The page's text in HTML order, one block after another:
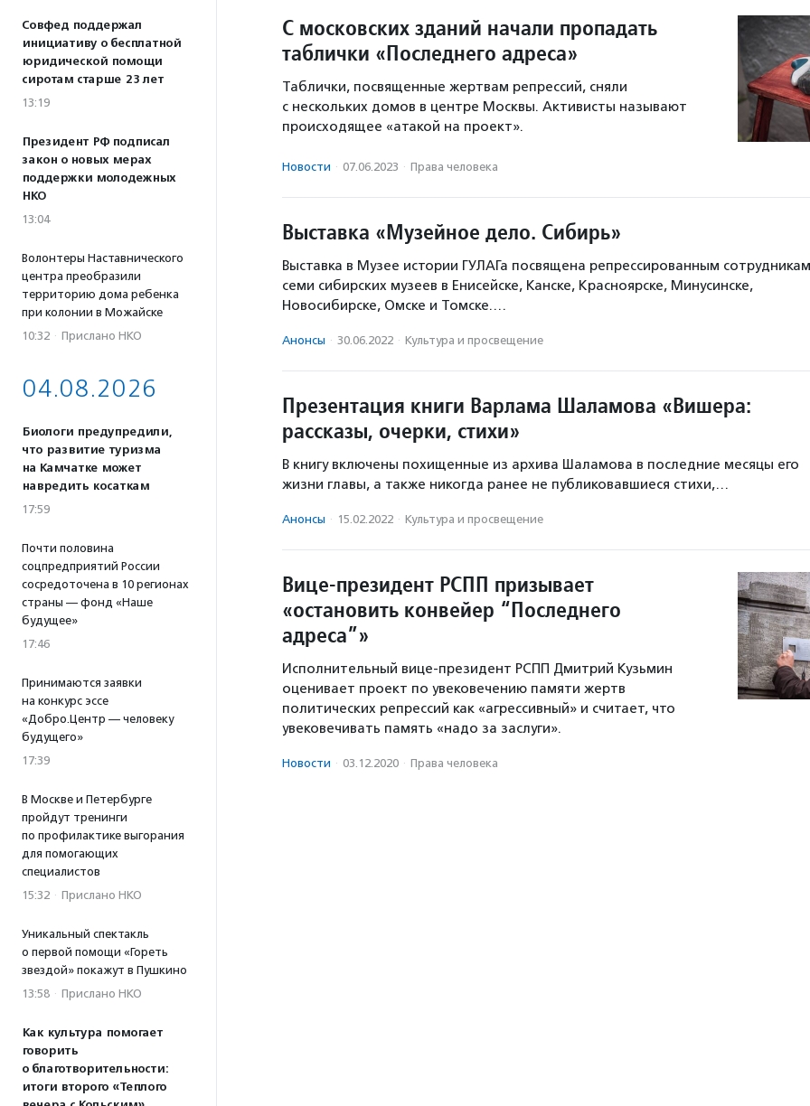
Совфед поддержал
инициативу о бесплатной
юридической помощи
сиротам старше 23 лет
13:19
Президент РФ подписал
закон о новых мерах
поддержки молодежных
НКО
13:04
Волонтеры Наставнического
центра преобразили
территорию дома ребенка
при колонии в Можайске
10:32 · Прислано НКО
04.08.2026
Биологи предупредили,
что развитие туризма
на Камчатке может
навредить косаткам
17:59
Почти половина
соцпредприятий России
сосредоточена в 10 регионах
страны — фонд «Наше
будущее»
17:46
Принимаются заявки
на конкурс эссе
«Добро.Центр — человеку
будущего»
17:39
В Москве и Петербурге
пройдут тренинги
по профилактике выгорания
для помогающих
специалистов
15:32 · Прислано НКО
Уникальный спектакль
о первой помощи «Гореть
звездой» покажут в Пушкино
13:58 · Прислано НКО
Как культура помогает
говорить
о благотворительности:
итоги второго «Теплого
С московских зданий начали пропадать
таблички «Последнего адреса»
Таблички, посвященные жертвам репрессий, сняли
с нескольких домов в центре Москвы. Активисты называют
происходящее «атакой на проект».
Новости · 07.06.2023 · Права человека
Выставка «Музейное дело. Сибирь»
Выставка в Музее истории ГУЛАГа посвящена репрессированным сотрудникам
семи сибирских музеев в Енисейске, Канске, Красноярске, Минусинске,
Новосибирске, Омске и Томске.…
Анонсы · 30.06.2022 · Культура и просвещение
Презентация книги Варлама Шаламова «Вишера:
рассказы, очерки, стихи»
В книгу включены похищенные из архива Шаламова в последние месяцы его
жизни главы, а также никогда ранее не публиковавшиеся стихи,…
Анонсы · 15.02.2022 · Культура и просвещение
Вице-президент РСПП призывает
«остановить конвейер “Последнего
адреса”»
Исполнительный вице-президент РСПП Дмитрий Кузьмин
оценивает проект по увековечению памяти жертв
политических репрессий как «агрессивный» и считает, что
увековечивать память «надо за заслуги».
Новости · 03.12.2020 · Права человека